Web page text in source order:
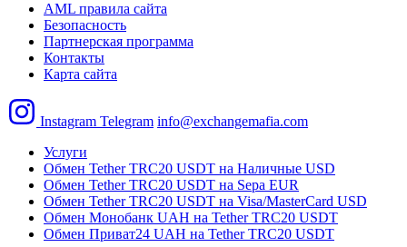
AML правила сайта
Безопасность
Партнерская программа
Контакты
Карта сайта
Instagram Telegram info@exchangemafia.com
Услуги
Обмен Tether TRC20 USDT на Наличные USD
Обмен Tether TRC20 USDT на Sepa EUR
Обмен Tether TRC20 USDT на Visa/MasterCard USD
Обмен Монобанк UAH на Tether TRC20 USDT
Обмен Приват24 UAH на Tether TRC20 USDT